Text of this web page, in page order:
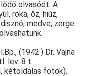
olvasóét. A
róka, őz, hiúz,
medve, zerge
(1942.) Dr. Vajna
lev. 8 t.
kétoldalas fotók).